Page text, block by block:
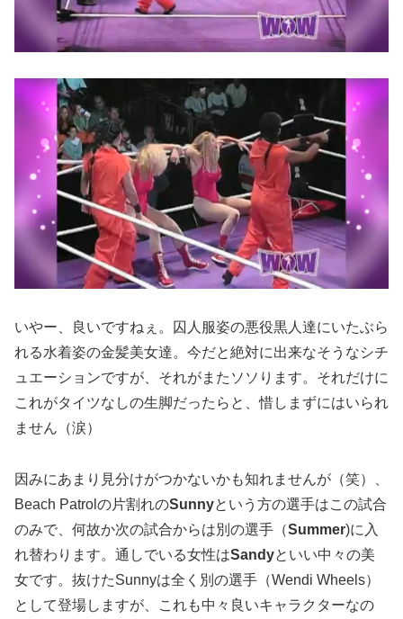
いやー、良いですねぇ。囚人服姿の悪役黒人達にいたぶら
れる水着姿の金髪美女達。今だと絶対に出来なそうなシチ
ュエーションですが、それがまたソソります。それだけに
これがタイツなしの生脚だったらと、惜しまずにはいられ
ません（涙）
因みにあまり見分けがつかないかも知れませんが（笑）、
Beach Patrolの片割れのSunnyという方の選手はこの試合
のみで、何故か次の試合からは別の選手（Summer)に入
れ替わります。通しでいる女性はSandyといい中々の美
女です。抜けたSunnyは全く別の選手（Wendi Wheels）
として登場しますが、これも中々良いキャラクターなの